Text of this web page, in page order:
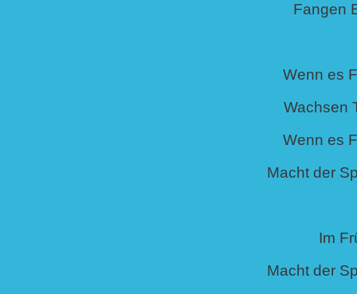
Fangen
Wenn es
Wachsen
Wenn es
Macht der
Im
Macht der